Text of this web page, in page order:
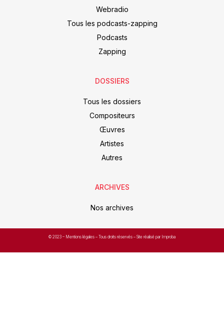
Webradio
Tous les podcasts-zapping
Podcasts
Zapping
DOSSIERS
Tous les dossiers
Compositeurs
Œuvres
Artistes
Autres
ARCHIVES
Nos archives
© 2023 – Mentions légales – Tous droits réservés – Site réalisé par Improba